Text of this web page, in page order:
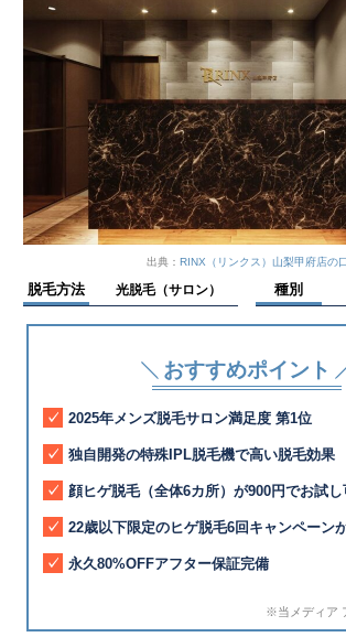
出典：RINX（リンクス）山梨甲府店の
脱毛方法 光脱毛（サロン） 種別
おすすめポイント
2025年メンズ脱毛サロン満足度 第1位
独自開発の特殊IPL脱毛機で高い脱毛効果
顔ヒゲ脱毛（全体6カ所）が900円でお試し
22歳以下限定のヒゲ脱毛6回キャンペーン
永久80%OFFアフター保証完備
※当メディア